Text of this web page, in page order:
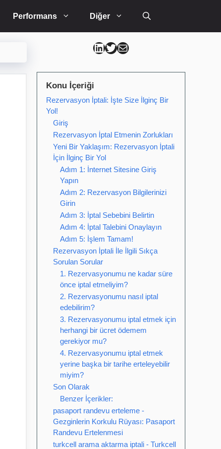
Performans Diğer
Can Kütahya Linkedin
Can Kütahya Twitter
Can Kütahya Mail
Konu İçeriği
Rezervasyon İptali: İşte Size İlginç Bir
Yol!
Giriş
Rezervasyon İptal Etmenin Zorlukları
Yeni Bir Yaklaşım: Rezervasyon İptali
İçin İlginç Bir Yol
Adım 1: İnternet Sitesine Giriş
Yapın
Adım 2: Rezervasyon Bilgilerinizi
Girin
Adım 3: İptal Sebebini Belirtin
Adım 4: İptal Talebini Onaylayın
Adım 5: İşlem Tamam!
Rezervasyon İptali İle İlgili Sıkça
Sorulan Sorular
1. Rezervasyonumu ne kadar süre
önce iptal etmeliyim?
2. Rezervasyonumu nasıl iptal
edebilirim?
3. Rezervasyonumu iptal etmek için
herhangi bir ücret ödemem
gerekiyor mu?
4. Rezervasyonumu iptal etmek
yerine başka bir tarihe erteleyebilir
miyim?
Son Olarak
Benzer İçerikler:
pasaport randevu erteleme -
Gezginlerin Korkulu Rüyası: Pasaport
Randevu Ertelenmesi
turkcell arama aktarma iptali - Turkcell